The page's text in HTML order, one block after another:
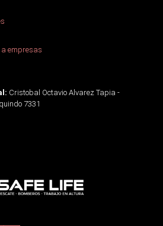
a empresas
Cristobal Octavio Alvarez Tapia -
7331